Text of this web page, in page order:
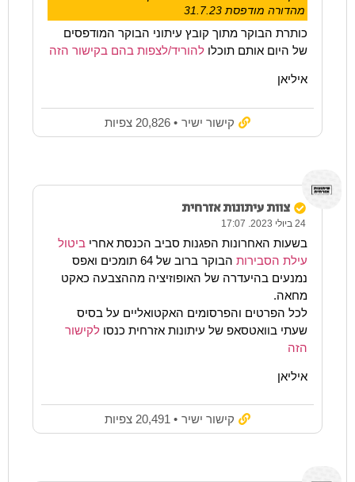
מהדורה מודפסת 31.7.23
כותרת הבוקר מתוך קובץ עיתוני הבוקר המודפסים
של היום אותם תוכלו להוריד/לצפות בהם בקישור הזה
איליאן
קישור ישיר • 20,826 צפיות
צוות עיתונות אזרחית
24 ביולי 2023. 17:07
בשעות האחרונות הפגנות סביב הכנסת אחרי ביטול
עילת הסבירות
הבוקר ברוב של 64 תומכים ואפס
נמנעים בהיעדרה של האופוזיציה מההצבעה כאקט
מחאה.
לכל הפרטים והפרסומים האקטואליים על בסיס
שעתי בוואטסאפ של עיתונות אזרחית כנסו לקישור
הזה
איליאן
קישור ישיר • 20,491 צפיות